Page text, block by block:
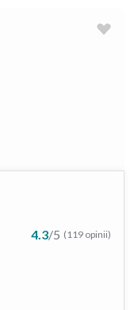
4.3/5 (119 opinii)